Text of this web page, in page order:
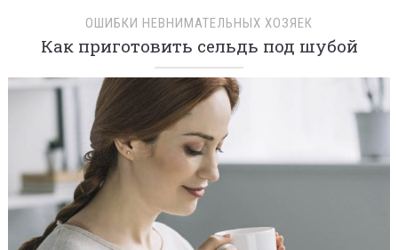
ОШИБКИ НЕВНИМАТЕЛЬНЫХ ХОЗЯЕК
Как приготовить сельдь под шубой